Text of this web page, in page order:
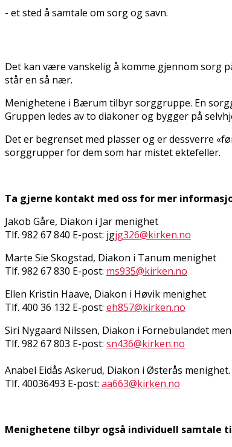
- et sted å samtale om sorg og savn.
Det kan være vanskelig å komme gjennom sorg
står en så nær.
Menighetene i Bærum tilbyr sorggruppe. En
Gruppen ledes av to diakoner og bygger på
Det er begrenset med plasser og er dessverre
sorggrupper for dem som har mistet ektefeller.
Ta gjerne kontakt med oss for mer
Jakob Gåre, Diakon i Jar menighet
Tlf. 982 67 840 E-post: jgjg326@kirken.no
Marte Sie Skogstad, Diakon i Tanum menighet
Tlf. 982 67 830 E-post: ms935@kirken.no
Ellen Kristin Haave, Diakon i Høvik menighet
Tlf. 400 36 132 E-post: eh857@kirken.no
Siri Nygaard Nilssen, Diakon i Fornebulandet
Tlf. 982 67 803 E-post: sn436@kirken.no
Anabel Eidås Askerud, Diakon i Østerås menighet.
Tlf. 40036493 E-post: aa663@kirken.no
Menighetene tilbyr også individuell samtale